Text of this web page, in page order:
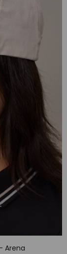
- Arena